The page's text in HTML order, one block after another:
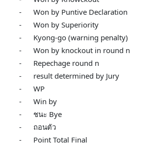
-
Won by Puntive Declaration
-
Won by Superiority
-
Kyong-go (warning penalty)
-
Won by knockout in round n
-
Repechage round n
-
result determined by Jury
-
WP
-
Win by
-
ชนะ Bye
-
ถอนตัว
-
Point Total Final